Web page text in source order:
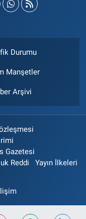
Durumu
Manşetler
Arşivi
Gazetesi
Reddi Yayın İlkeleri